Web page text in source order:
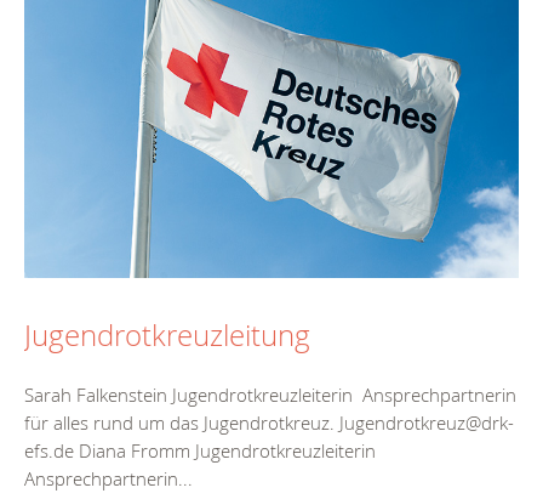
Jugendrotkreuzleitung
Sarah Falkenstein Jugendrotkreuzleiterin Ansprechpartnerin
für alles rund um das Jugendrotkreuz. Jugendrotkreuz@drk-
efs.de Diana Fromm Jugendrotkreuzleiterin
Ansprechpartnerin...